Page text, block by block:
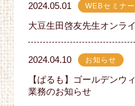
2024.05.01 WEBセミナー
大豆生田啓友先生オンラ
2024.04.10 お知らせ
【ぱるも】ゴールデンウ
業務のお知らせ